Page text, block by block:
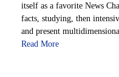
itself as a favorite News
facts, studying, then
and present
Read More